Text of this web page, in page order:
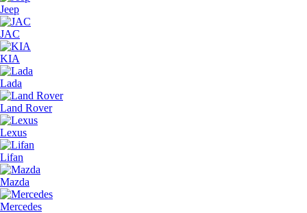
Jeep
JAC
KIA
Lada
Land Rover
Lexus
Lifan
Mazda
Mercedes